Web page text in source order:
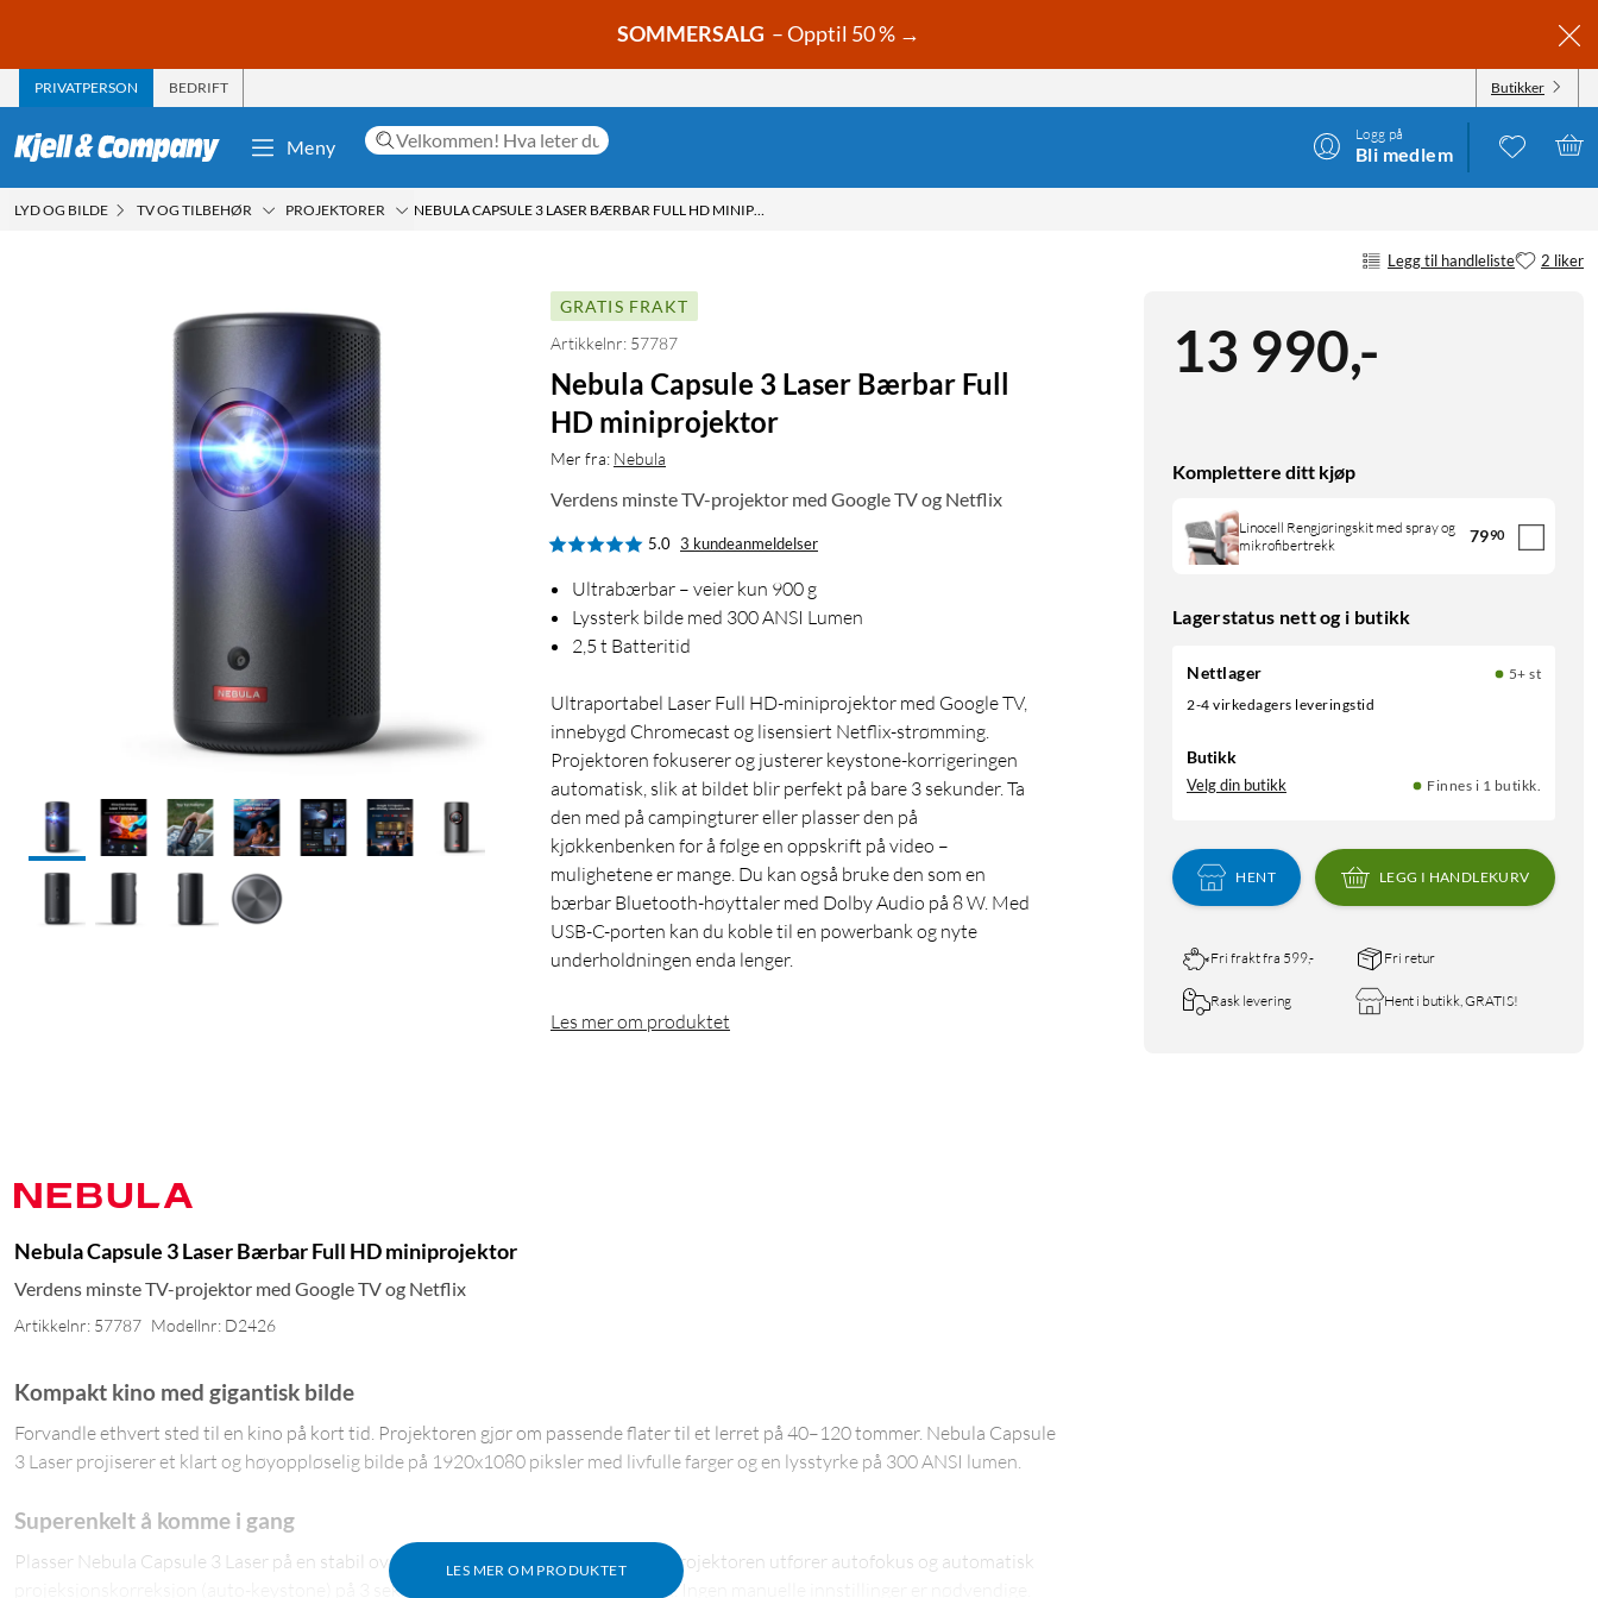
SOMMERSALG – Opptil 50 % →
PRIVATPERSON BEDRIFT Butikker
Meny
Logg på
Bli medlem
LYD OG BILDE TV OG TILBEHØR PROJEKTORER NEBULA CAPSULE 3 LASER BÆRBAR FULL HD MINIPROJEKTOR
Legg til handleliste 2 liker
13 990,-
Komplettere ditt kjøp
Linocell Rengjøringskit med spray og
mikrofibertrekk
7990
Lagerstatus nett og i butikk
Nettlager
5+ st
2-4 virkedagers leveringstid
Butikk
Velg din butikk Finnes i 1 butikk.
HENT LEGG I HANDLEKURV
Fri frakt fra 599,- Fri retur
Rask levering Hent i butikk, GRATIS!
GRATIS FRAKT
Artikkelnr: 57787
Nebula Capsule 3 Laser Bærbar Full
HD miniprojektor
Mer fra: Nebula
Verdens minste TV-projektor med Google TV og Netflix
5.0 3 kundeanmeldelser
Ultrabærbar – veier kun 900 g
Lyssterk bilde med 300 ANSI Lumen
2,5 t Batteritid
Ultraportabel Laser Full HD-miniprojektor med Google TV,
innebygd Chromecast og lisensiert Netflix-strømming.
Projektoren fokuserer og justerer keystone-korrigeringen
automatisk, slik at bildet blir perfekt på bare 3 sekunder. Ta
den med på campingturer eller plasser den på
kjøkkenbenken for å følge en oppskrift på video –
mulighetene er mange. Du kan også bruke den som en
bærbar Bluetooth-høyttaler med Dolby Audio på 8 W. Med
USB-C-porten kan du koble til en powerbank og nyte
underholdningen enda lenger.
Les mer om produktet
Nebula Capsule 3 Laser Bærbar Full HD miniprojektor
Verdens minste TV-projektor med Google TV og Netflix
Artikkelnr: 57787 Modellnr: D2426
LES MER OM PRODUKTET
Kompakt kino med gigantisk bilde
Forvandle ethvert sted til en kino på kort tid. Projektoren gjør om passende flater til et lerret på 40–120 tommer. Nebula Capsule
3 Laser projiserer et klart og høyoppløselig bilde på 1920x1080 piksler med livfulle farger og en lysstyrke på 300 ANSI lumen.
Superenkelt å komme i gang
Plasser Nebula Capsule 3 Laser på en stabil overflate og trykk på strømknappen. Projektoren utfører autofokus og automatisk
projeksjonskorreksjon (auto-keystone) på 3 sekunder, deretter er den klar til bruk. Ingen manuelle innstillinger er nødvendige.